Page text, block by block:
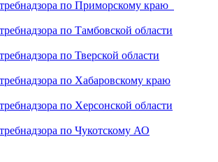
по Приморскому краю
по Тамбовской области
по Тверской области
по Хабаровскому краю
по Херсонской области
по Чукотскому АО